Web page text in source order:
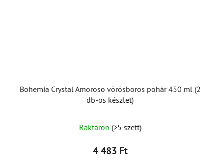
Bohemia Crystal Amoroso vörösboros pohár 450 ml (2
db-os készlet)
Raktáron (>5 szett)
4 483 Ft